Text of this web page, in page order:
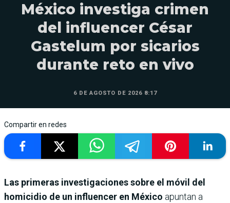
México investiga crimen
del influencer César
Gastelum por sicarios
durante reto en vivo
6 DE AGOSTO DE 2026 8:17
Compartir en redes
Las primeras investigaciones sobre el móvil del
homicidio de un influencer en México apuntan a